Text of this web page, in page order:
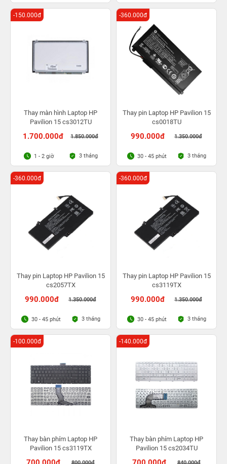
Thay màn hình Laptop HP
Pavilion 15 cs3012TU
1.700.000đ 1.850.000đ
-150.000đ
1 - 2 giờ 3 tháng
Thay pin Laptop HP Pavilion 15
cs0018TU
990.000đ 1.350.000đ
-360.000đ
30 - 45 phút 3 tháng
Thay pin Laptop HP Pavilion 15
cs2057TX
990.000đ 1.350.000đ
-360.000đ
30 - 45 phút 3 tháng
Thay pin Laptop HP Pavilion 15
cs3119TX
990.000đ 1.350.000đ
-360.000đ
30 - 45 phút 3 tháng
Thay bàn phím Laptop HP
Pavilion 15 cs3119TX
-100.000đ
Thay bàn phím Laptop HP
Pavilion 15 cs2034TU
-140.000đ